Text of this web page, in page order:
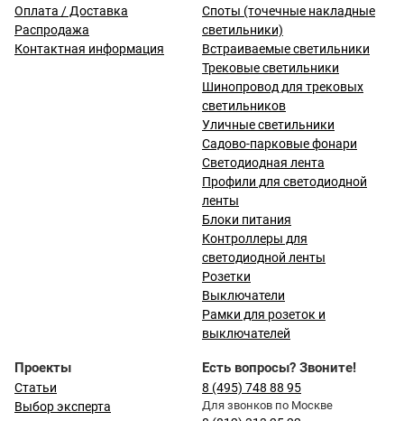
Оплата / Доставка
Распродажа
Контактная информация
Споты (точечные накладные
светильники)
Встраиваемые светильники
Трековые светильники
Шинопровод для трековых
светильников
Уличные светильники
Садово-парковые фонари
Светодиодная лента
Профили для светодиодной
ленты
Блоки питания
Контроллеры для
светодиодной ленты
Розетки
Выключатели
Рамки для розеток и
выключателей
Проекты
Статьи
Выбор эксперта
Есть вопросы? Звоните!
8 (495) 748 88 95
Для звонков по Москве